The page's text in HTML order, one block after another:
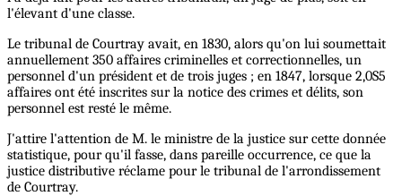
l'élevant d'une classe.
Le tribunal de Courtray avait, en 1830, alors qu'on lui soumettait
annuellement 350 affaires criminelles et correctionnelles, un
personnel d'un président et de trois juges ; en 1847, lorsque 2,0S5
affaires ont été inscrites sur la notice des crimes et délits, son
personnel est resté le même.
J'attire l'attention de M. le ministre de la justice sur cette donnée
statistique, pour qu'il fasse, dans pareille occurrence, ce que la
justice distributive réclame pour le tribunal de l'arrondissement
de Courtray.